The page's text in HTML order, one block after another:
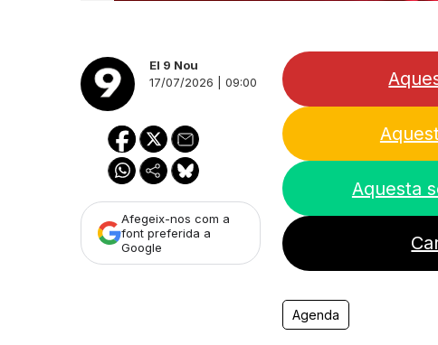
El 9 Nou
17/07/2026 | 09:00
Afegeix-nos com a
font preferida a
Google
Aquesta
Agenda